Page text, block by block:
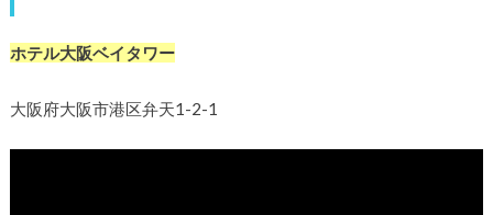
ホテル大阪ベイタワー
大阪府大阪市港区弁天1-2-1